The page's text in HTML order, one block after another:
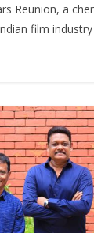
Reunion, a
film